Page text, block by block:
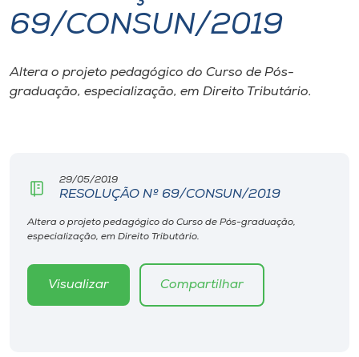
I.nova
Diplomados
CPA
Biblioteca
Editora
69/CONSUN/2019
Altera o projeto pedagógico do Curso de Pós-
graduação, especialização, em Direito Tributário.
29/05/2019
RESOLUÇÃO Nº 69/CONSUN/2019
Altera o projeto pedagógico do Curso de Pós-graduação,
especialização, em Direito Tributário.
Visualizar Compartilhar